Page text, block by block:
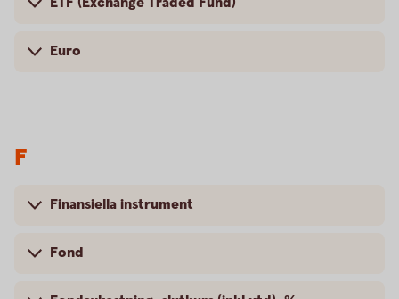
Euro
F
Finansiella instrument
Fond